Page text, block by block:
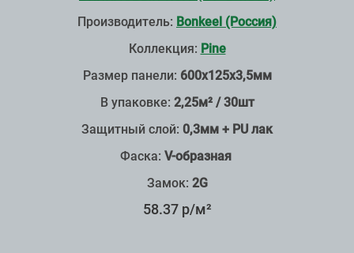
Производитель: Bonkeel (Россия)
Коллекция: Pine
Размер панели: 600х125х3,5мм
В упаковке: 2,25м² / 30шт
Защитный слой: 0,3мм + PU лак
Фаска: V-образная
Замок: 2G
58.37 р/м²